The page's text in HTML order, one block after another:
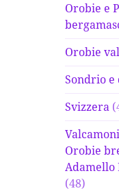
Orobie e
Orobie
Sondrio
Svizzera
Orobie
Adamello
(48)